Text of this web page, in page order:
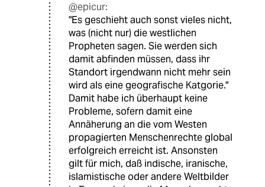
@epicur:
"Es geschieht auch sonst vieles nicht,
was (nicht nur) die westlichen
Propheten sagen. Sie werden sich
damit abfinden müssen, dass ihr
Standort irgendwann nicht mehr sein
wird als eine geografische Katgorie."
Damit habe ich überhaupt keine
Probleme, sofern damit eine
Annäherung an die vom Westen
propagierten Menschenrechte global
erfolgreich erreicht ist. Ansonsten
gilt für mich, daß indische, iranische,
islamistische oder andere Weltbilder